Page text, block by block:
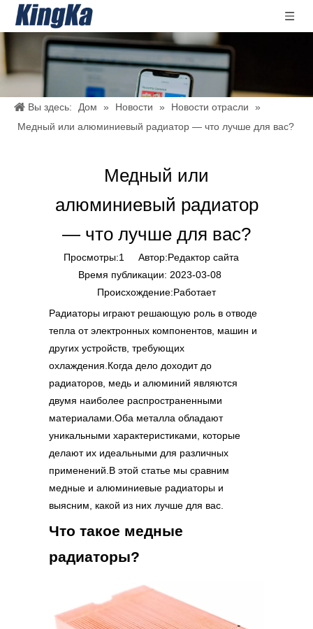
Вы здесь: Дом » Новости » Новости отрасли
»
Медный или алюминиевый радиатор — что лучше для вас?
Медный или
алюминиевый радиатор
— что лучше для вас?
Просмотры:1Автор:Pедактор сайта
Время публикации: 2023-03-08
Происхождение:Работает
Радиаторы играют решающую роль в отводе
тепла от электронных компонентов, машин и
других устройств, требующих
охлаждения.Когда дело доходит до
радиаторов, медь и алюминий являются
двумя наиболее распространенными
материалами.Оба металла обладают
уникальными характеристиками, которые
делают их идеальными для различных
применений.В этой статье мы сравним
медные и алюминиевые радиаторы и
выясним, какой из них лучше для вас.
Что такое медные
радиаторы?